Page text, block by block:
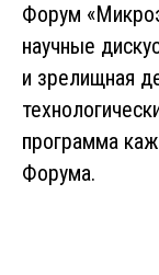
Форум
научные
и зрелищная
программа
Форума.